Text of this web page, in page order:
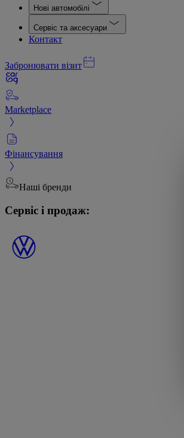
Нові автомобілі
Сервіс та аксесуари
Контакт
Забронювати візит
Marketplace
Фінансування
Наші бренди
Сервіс і продаж: